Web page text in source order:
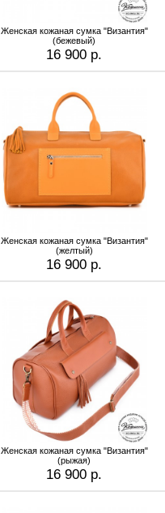
Женская кожаная сумка "Византия"
(бежевый)
16 900 р.
Женская кожаная сумка "Византия"
(желтый)
16 900 р.
Женская кожаная сумка "Византия"
(рыжая)
16 900 р.